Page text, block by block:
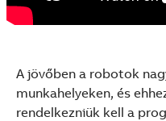
A jövőben a robotok
munkahelyeken, és
rendelkezniük kell a